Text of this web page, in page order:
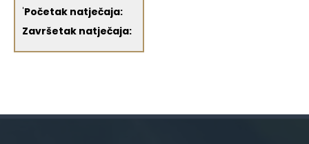
'Početak natječaja:
Završetak natječaja: